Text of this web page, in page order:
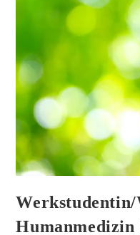
Humanmedizin